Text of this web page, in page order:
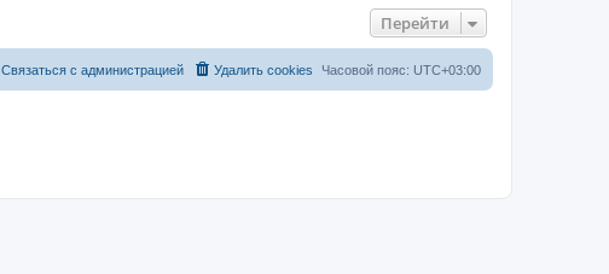
Перейти
Часовой пояс: UTC+03:00
Удалить cookies
Связаться с администрацией